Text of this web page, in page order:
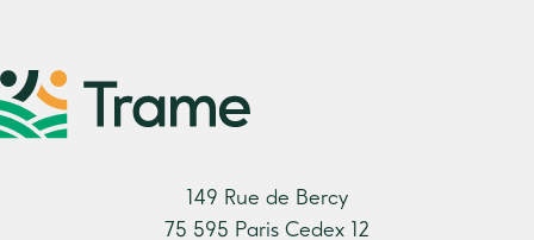
149 Rue de Bercy
75 595 Paris Cedex 12